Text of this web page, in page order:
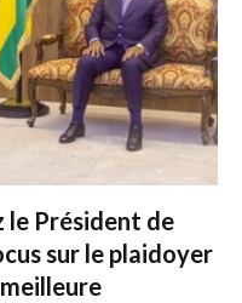
le Président de
sur le plaidoyer